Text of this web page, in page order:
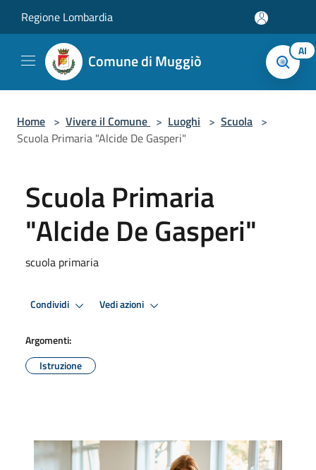
Regione Lombardia
Comune di Muggiò AI
Home > Vivere il Comune > Luoghi > Scuola >
Scuola Primaria "Alcide De Gasperi"
Scuola Primaria
"Alcide De Gasperi"
scuola primaria
Condividi Vedi azioni
Argomenti:
Istruzione